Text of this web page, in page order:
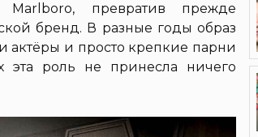
Marlboro, превратив прежде
бренд. В разные годы образ
актёры и просто крепкие парни
эта роль не принесла ничего